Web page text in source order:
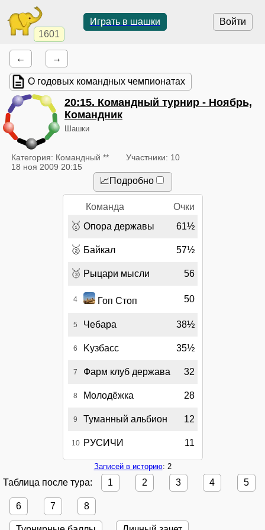
1601
Войти
Играть в шашки
← →
О годовых командных чемпионатах
20:15. Командный турнир - Ноябрь,
Командник
Шашки
Категория: Командный **
Участники: 10
18 ноя 2009 20:15
📈Подробно
Команда Очки
🥇 Опора державы 61½
🥈 Байкал 57½
🥉 Рыцари мысли 56
4 Гоп Стоп 50
5 Чебара 38½
6 Kузбасс 35½
7 Фарм клуб держава 32
8 Молодёжка 28
9 Туманный альбион 12
10 РУСИЧИ 11
Записей в историю: 2
Таблица после тура: 1 2 3 4 5
6 7 8